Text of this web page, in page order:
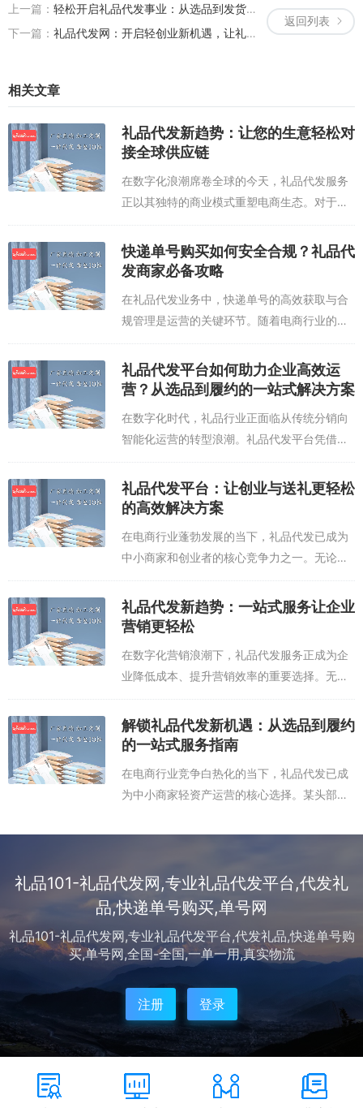
返回列表
上一篇： 轻松开启礼品代发事业：从选品到发货，一站式解决方案助你创业无忧
下一篇： 礼品代发网：开启轻创业新机遇，让礼品分销更简单
相关文章
礼品代发新趋势：让您的生意轻松对
接全球供应链
在数字化浪潮席卷全球的今天，礼品代发服务
正以其独特的商业模式重塑电商生态。对于中
小商家、跨境卖家和个人创业者而言，无需自
建仓储、采购现货或承担物流风险，即可通过
专业代发平台实现“零库存”运营。礼品代发...
快递单号购买如何安全合规？礼品代
发商家必备攻略
在礼品代发业务中，快递单号的高效获取与合
规管理是运营的关键环节。随着电商行业的蓬
勃发展，快递单号购买作为快速解决发货难题
的手段，逐渐成为众多商家的选择。然而，如
何在合规框架内安全获取快递单号，避免因
礼品代发平台如何助力企业高效运
营？从选品到履约的一站式解决方案
在数字化时代，礼品行业正面临从传统分销向
智能化运营的转型浪潮。礼品代发平台凭借其
整合供应链、优化履约流程的优势，成为企业
拓展礼品业务的关键工具。优质的礼品代发平
台通常具备三大核心能力：一是覆盖全国的
礼品代发平台：让创业与送礼更轻松
的高效解决方案
在电商行业蓬勃发展的当下，礼品代发已成为
中小商家和创业者的核心竞争力之一。无论是
节日促销、企业定制还是个人送礼，选择靠谱
的礼品代发平台，不仅能省去仓储管理、物流
对接等繁琐环节，更能以更灵活的方式应对
礼品代发新趋势：一站式服务让企业
营销更轻松
在数字化营销浪潮下，礼品代发服务正成为企
业降低成本、提升营销效率的重要选择。无论
是节日福利、商务馈赠还是客户答谢，专业的
礼品代发平台能够提供从选品到配送的全流程
支持，让企业摆脱库存管理和物流协调的繁
解锁礼品代发新机遇：从选品到履约
的一站式服务指南
在电商行业竞争白热化的当下，礼品代发已成
为中小商家轻资产运营的核心选择。某头部代
代速度提升40%，物流成本降低25%，这一优
礼品101-礼品代发网,专业礼品代发平台,代发礼
品,快递单号购买,单号网
礼品101-礼品代发网,专业礼品代发平台,代发礼品,快递单号购
买,单号网,全国-全国,一单一用,真实物流
注册 登录